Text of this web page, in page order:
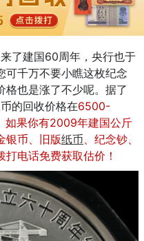
建国60周年，央行也于
可千万不要小瞧这枚纪念
格也是涨了不少呢。据了
的回收价格在6500-
如果你有2009年建国公斤
银币、旧版纸币 、纪念钞、
电话免费获取估价！